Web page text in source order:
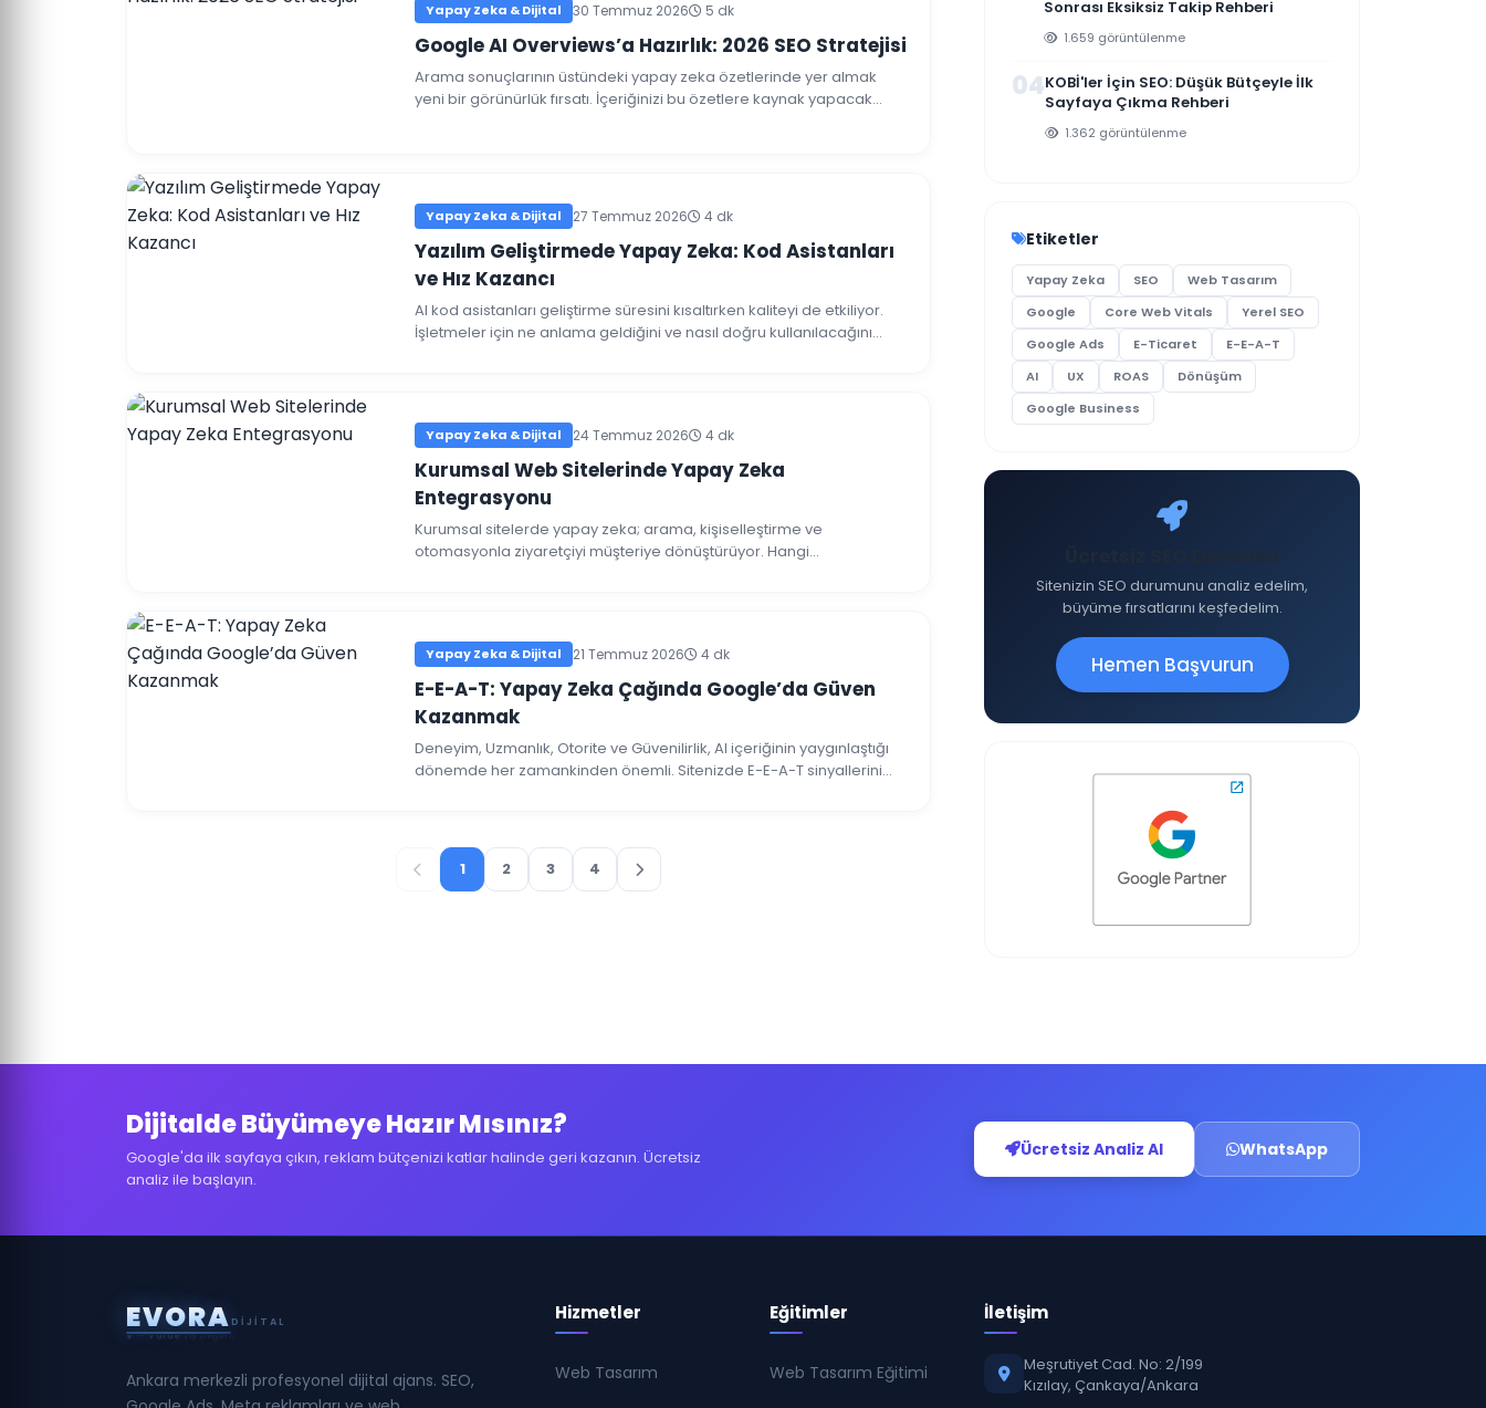
Yapay Zeka & Dijital 30 Temmuz 2026 5 dk
Google AI Overviews’a Hazırlık: 2026 SEO Stratejisi
Arama sonuçlarının üstündeki yapay zeka özetlerinde yer almak
yeni bir görünürlük fırsatı. İçeriğinizi bu özetlere kaynak yapacak
Yapay Zeka & Dijital 27 Temmuz 2026 4 dk
Yazılım Geliştirmede Yapay Zeka: Kod Asistanları
ve Hız Kazancı
AI kod asistanları geliştirme süresini kısaltırken kaliteyi de etkiliyor.
İşletmeler için ne anlama geldiğini ve nasıl doğru kullanılacağını
Yapay Zeka & Dijital 24 Temmuz 2026 4 dk
Kurumsal Web Sitelerinde Yapay Zeka
Entegrasyonu
Kurumsal sitelerde yapay zeka; arama, kişiselleştirme ve
otomasyonla ziyaretçiyi müşteriye dönüştürüyor. Hangi
Yapay Zeka & Dijital 21 Temmuz 2026 4 dk
E-E-A-T: Yapay Zeka Çağında Google’da Güven
Kazanmak
Deneyim, Uzmanlık, Otorite ve Güvenilirlik, AI içeriğinin yaygınlaştığı
dönemde her zamankinden önemli. Sitenizde E-E-A-T sinyallerini
1 2 3 4
Sonrası Eksiksiz Takip Rehberi
1.659 görüntülenme
04KOBİ'ler İçin SEO: Düşük Bütçeyle İlk
Sayfaya Çıkma Rehberi
1.362 görüntülenme
Etiketler
Yapay Zeka SEO
Web Tasarım
Google
Core Web Vitals
Yerel SEO
Google Ads
E-Ticaret
E-E-A-T
AI
UX ROAS
Dönüşüm
Google Business
Sitenizin SEO durumunu analiz edelim,
büyüme fırsatlarını keşfedelim.
Hemen Başvurun
Dijitalde Büyümeye Hazır Mısınız?
Google'da ilk sayfaya çıkın, reklam bütçenizi katlar halinde geri kazanın. Ücretsiz
analiz ile başlayın.
Ücretsiz Analiz Al WhatsApp
EVORA DIJITAL
O — Optimization
Ankara merkezli profesyonel dijital ajans. SEO,
Hizmetler
Web Tasarım
Eğitimler
Web Tasarım Eğitimi
İletişim
Meşrutiyet Cad. No: 2/199
Kızılay, Çankaya/Ankara